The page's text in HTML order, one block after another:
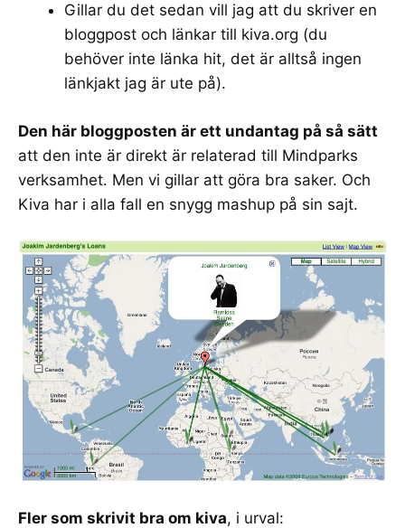
Gillar du det sedan vill jag att du skriver en
bloggpost och länkar till kiva.org (du
behöver inte länka hit, det är alltså ingen
länkjakt jag är ute på).
Den här bloggposten är ett undantag på så sätt
att den inte är direkt är relaterad till Mindparks
verksamhet. Men vi gillar att göra bra saker. Och
Kiva har i alla fall en snygg mashup på sin sajt.
Fler som skrivit bra om kiva, i urval: